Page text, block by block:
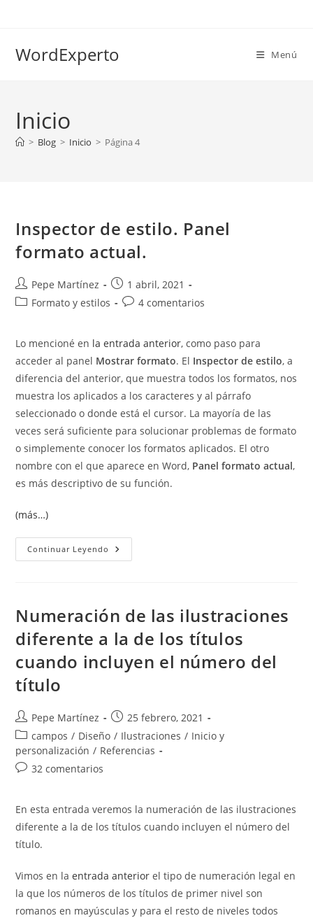
WordExperto Menú
Inicio
> Blog > Inicio > Página 4
Inspector de estilo. Panel
formato actual.
Autor
de
Pepe Martínez
Publicación
de
1 abril, 2021
Categoría
entrada:
Formato y estilos
Comentarios
entrada:
4 comentarios
Lo mencioné en la entrada anterior, como paso para
acceder al panel Mostrar formato. El Inspector de estilo, a
diferencia del anterior, que muestra todos los formatos, nos
muestra los aplicados a los caracteres y al párrafo
seleccionado o donde está el cursor. La mayoría de las
veces será suficiente para solucionar problemas de formato
o simplemente conocer los formatos aplicados. El otro
nombre con el que aparece en Word, Panel formato actual,
es más descriptivo de su función.
(más…)
Continuar Leyendo Inspector
De
Numeración de las ilustraciones
diferente a la de los títulos
cuando incluyen el número del
título
Autor
de
la
entrada:
Pepe Martínez
Publicación
de
la
25 febrero, 2021
Categoría
de
la
campos / Diseño / Ilustraciones / Inicio y
personalización / Referencias
Comentarios
entrada:
32 comentarios
En esta entrada veremos la numeración de las ilustraciones
diferente a la de los títulos cuando incluyen el número del
título.
Vimos en laentrada anterior el tipo de numeración legal en
la que los números de los títulos de primer nivel son
romanos en mayúsculas y para el resto de niveles todos